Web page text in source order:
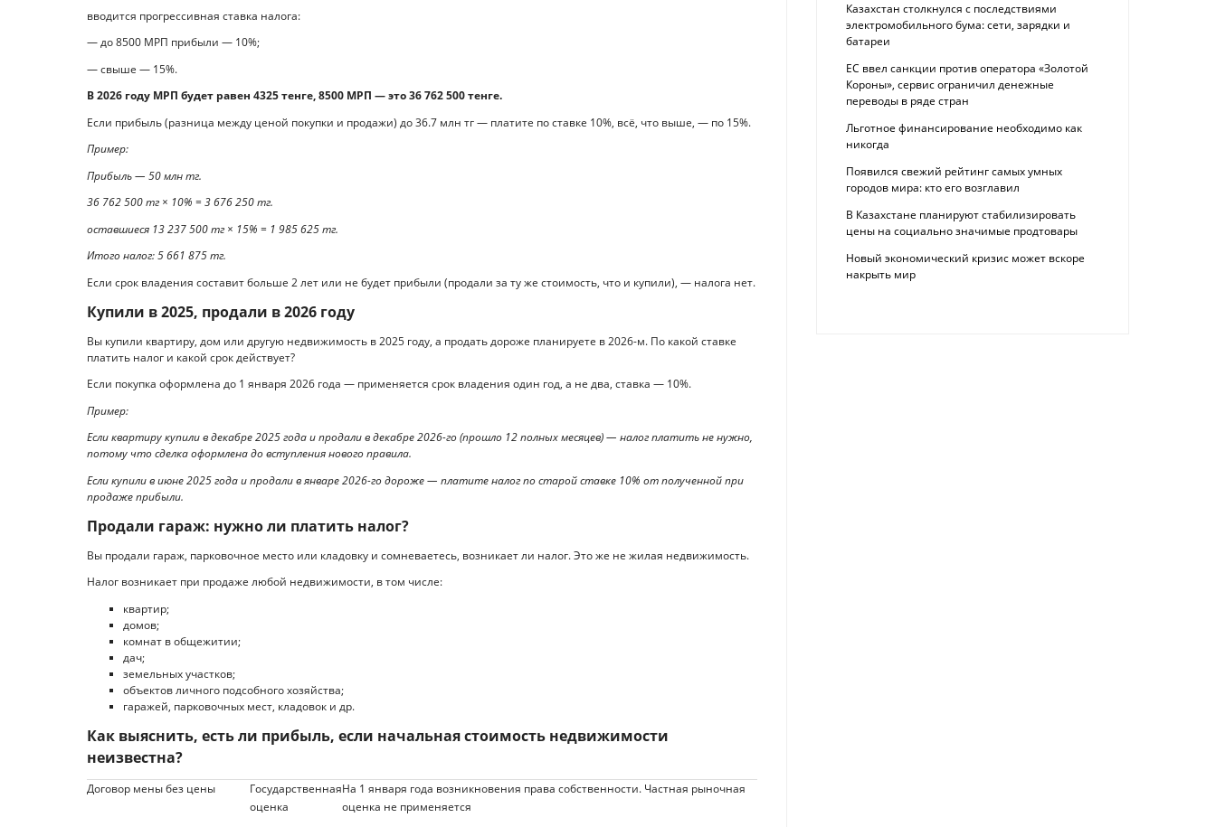
вводится прогрессивная ставка налога:
— до 8500 МРП прибыли — 10%;
— свыше — 15%.
В 2026 году МРП будет равен 4325 тенге, 8500 МРП — это 36 762 500 тенге.
Если прибыль (разница между ценой покупки и продажи) до 36.7 млн тг — платите по ставке 10%, всё, что выше, — по 15%.
Пример:
Прибыль — 50 млн тг.
36 762 500 тг × 10% = 3 676 250 тг.
оставшиеся 13 237 500 тг × 15% = 1 985 625 тг.
Итого налог: 5 661 875 тг.
Если срок владения составит больше 2 лет или не будет прибыли (продали за ту же стоимость, что и купили), — налога нет.
Купили в 2025, продали в 2026 году
Вы купили квартиру, дом или другую недвижимость в 2025 году, а продать дороже планируете в 2026-м. По какой ставке
платить налог и какой срок действует?
Если покупка оформлена до 1 января 2026 года — применяется срок владения один год, а не два, ставка — 10%.
Пример:
Если квартиру купили в декабре 2025 года и продали в декабре 2026-го (прошло 12 полных месяцев) — налог платить не нужно,
потому что сделка оформлена до вступления нового правила.
Если купили в июне 2025 года и продали в январе 2026-го дороже — платите налог по старой ставке 10% от полученной при
продаже прибыли.
Продали гараж: нужно ли платить налог?
Вы продали гараж, парковочное место или кладовку и сомневаетесь, возникает ли налог. Это же не жилая недвижимость.
Налог возникает при продаже любой недвижимости, в том числе:
квартир;
домов;
комнат в общежитии;
дач;
земельных участков;
объектов личного подсобного хозяйства;
гаражей, парковочных мест, кладовок и др.
Как выяснить, есть ли прибыль, если начальная стоимость недвижимости
неизвестна?
Договор мены без цены
Государственная
оценка
На 1 января года возникновения права собственности. Частная рыночная
оценка не применяется
Казахстан столкнулся с последствиями
электромобильного бума: сети, зарядки и
батареи
ЕС ввел санкции против оператора «Золотой
Короны», сервис ограничил денежные
переводы в ряде стран
Льготное финансирование необходимо как
никогда
Появился свежий рейтинг самых умных
городов мира: кто его возглавил
В Казахстане планируют стабилизировать
цены на социально значимые продтовары
Новый экономический кризис может вскоре
накрыть мир